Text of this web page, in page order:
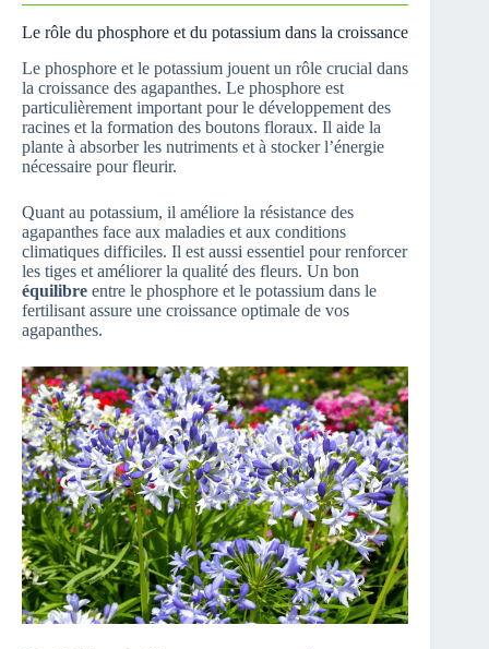
Le rôle du phosphore et du potassium dans la croissance
Le phosphore et le potassium jouent un rôle crucial dans
la croissance des agapanthes. Le phosphore est
particulièrement important pour le développement des
racines et la formation des boutons floraux. Il aide la
plante à absorber les nutriments et à stocker l’énergie
nécessaire pour fleurir.
Quant au potassium, il améliore la résistance des
agapanthes face aux maladies et aux conditions
climatiques difficiles. Il est aussi essentiel pour renforcer
les tiges et améliorer la qualité des fleurs. Un bon
équilibre entre le phosphore et le potassium dans le
fertilisant assure une croissance optimale de vos
agapanthes.